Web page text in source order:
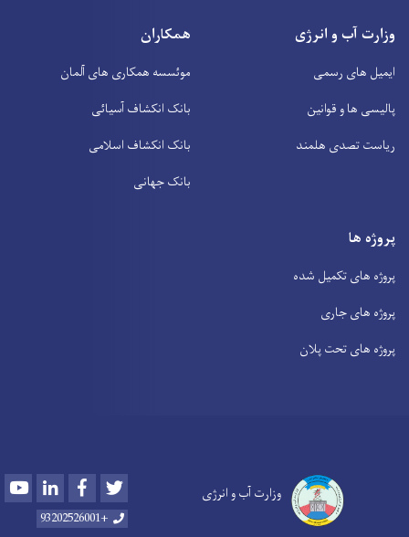
وزارت آب و انرژی
ایمیل های رسمی
پالیسی ها و قوانین
ریاست تصدی هلمند
همکاران
موئسسه همکاری های آلمان
بانک انکشاف آسیائی
بانک انکشاف اسلامی
بانک جهانی
پروژه ها
پروژه های تکمیل شده
پروژه های جاری
پروژه های تحت پلان
وزارت آب و انرژی YoutubeLinkedInFacebook
+93202526001